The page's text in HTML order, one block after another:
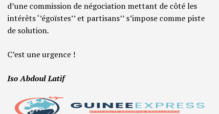
d’une commission de négociation mettant de côté les
intérêts ‘’égoïstes’’ et partisans’’ s’impose comme piste
de solution.
C’est une urgence !
Iso Abdoul Latif